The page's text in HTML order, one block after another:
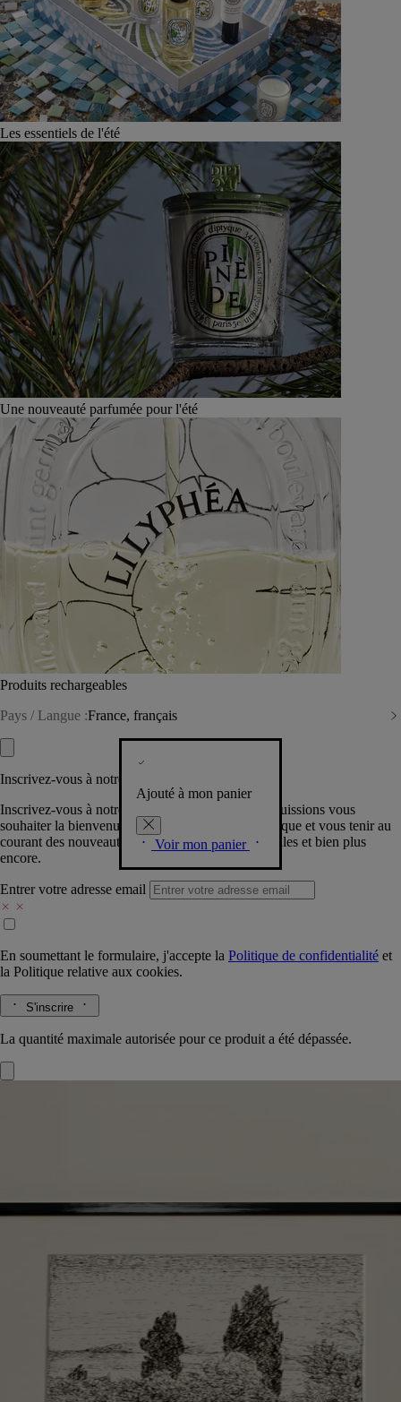
Les essentiels de l'été
Une nouveauté parfumée pour l'été
Produits rechargeables
Pays / Langue :France, français
Ajouté à mon panier
Voir mon panier
Inscrivez-vous à notre Newsletter
Inscrivez-vous à notre newsletter pour que nous puissions vous
souhaiter la bienvenue dans la communauté Diptyque et vous tenir au
courant des nouveautés, événements, offres spéciales et bien plus
encore.
Entrer votre adresse email
En soumettant le formulaire, j'accepte la Politique de confidentialité et
la Politique relative aux cookies.
S'inscrire
La quantité maximale autorisée pour ce produit a été dépassée.